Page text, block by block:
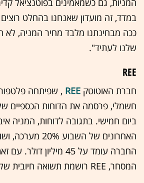
המניות, גם כשמאמינים בפוטנציאל
במדד, זה מועדון שאנחנו בהחלט
ככה מבחינתנו מלבד מחיר המניה,
שלנו לעתיד".
REE
חברת האוטוטק REE , שפיתחה
חשמלי, פרסמה את הדוחות הכספיים
ביום חמישי. בתגובה לדוחות, המניה
האחרונים של
החברה עומד על 45 מיליון
המסחר, REE רושמת תשואה חיובית של 22.4%.